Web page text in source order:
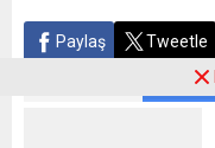
Paylaş Tweetle